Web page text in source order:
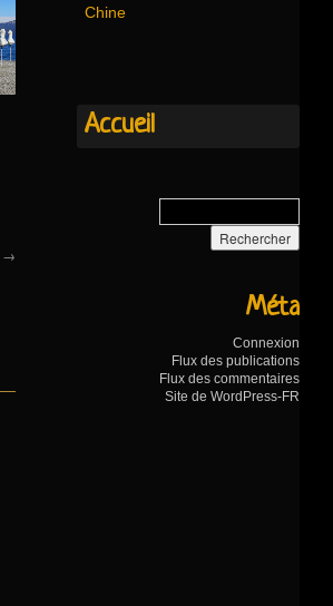
→
Chine
Accueil
Méta
Connexion
Flux des publications
Flux des commentaires
Site de WordPress-FR